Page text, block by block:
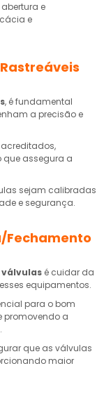
e
e
, é fundamental
a precisão e
que assegura a
sejam calibradas
e segurança.
Fechamento
é cuidar da
equipamentos.
para o bom
promovendo a
que as válvulas
maior